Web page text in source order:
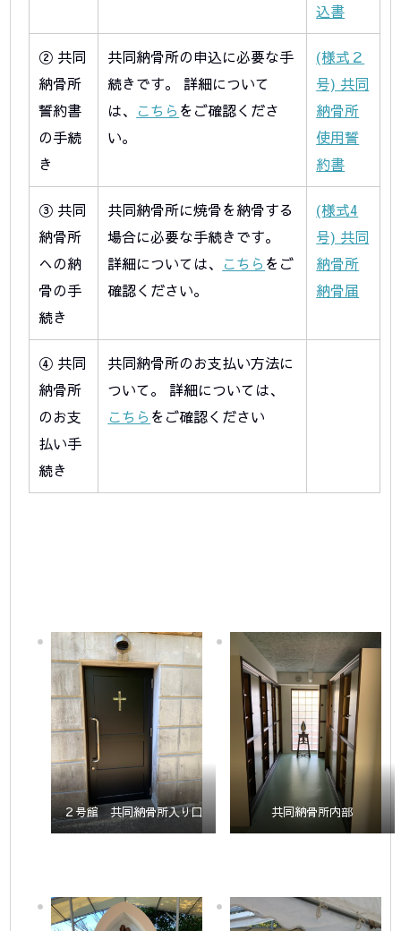
込書
② 共同
納骨所
誓約書
の手続
き
共同納骨所の申込に必要な手
続きです。 詳細について
は、
こちら をご確認くださ
い。
(様式２
号) 共同
納骨所
使用誓
約書
③ 共同
納骨所
への納
骨の手
続き
共同納骨所に焼骨を納骨する
場合に必要な手続きです。
詳細については、
こちら をご
確認ください。
(様式4
号) 共同
納骨所
納骨届
④ 共同
納骨所
のお支
払い手
続き
共同納骨所のお支払い方法に
ついて。 詳細については、
こちら をご確認ください
２号館 共同納骨所入り口 共同納骨所内部